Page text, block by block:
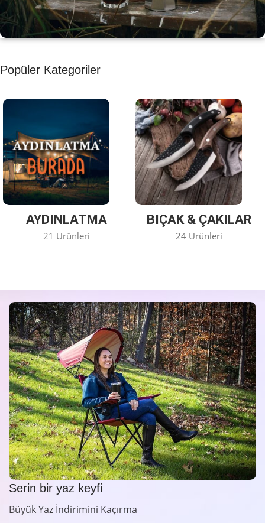
KAHVE KEYFİ
Kahvemizi Denediniz mi ?
Keşfet
Popüler Kategoriler
AYDINLATMA
21 Ürünleri
BIÇAK & ÇAKILAR
24 Ürünleri
Serin bir yaz keyfi
Büyük Yaz İndirimini Kaçırma